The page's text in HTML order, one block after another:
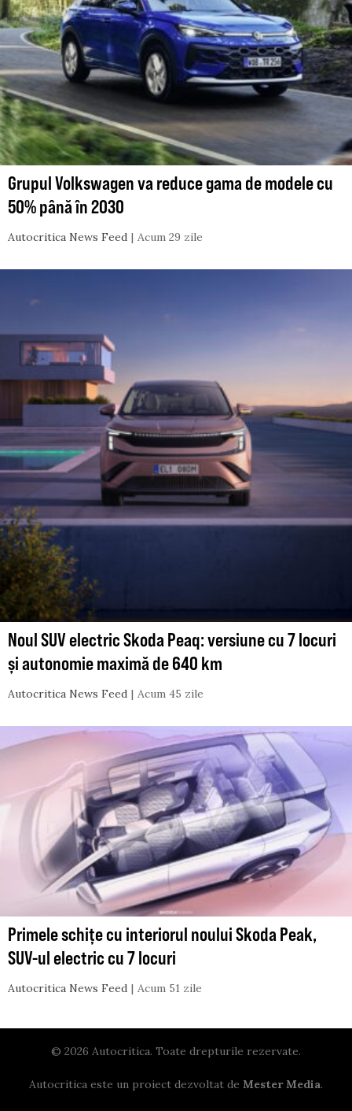
Grupul Volkswagen va reduce gama de modele cu
50% până în 2030
Autocritica News Feed Acum 29 zile
Noul SUV electric Skoda Peaq: versiune cu 7 locuri
și autonomie maximă de 640 km
Autocritica News Feed Acum 45 zile
Primele schițe cu interiorul noului Skoda Peak,
SUV-ul electric cu 7 locuri
Autocritica News Feed Acum 51 zile
© 2026 Autocritica. Toate drepturile rezervate.
Autocritica este un proiect dezvoltat de Mester Media.